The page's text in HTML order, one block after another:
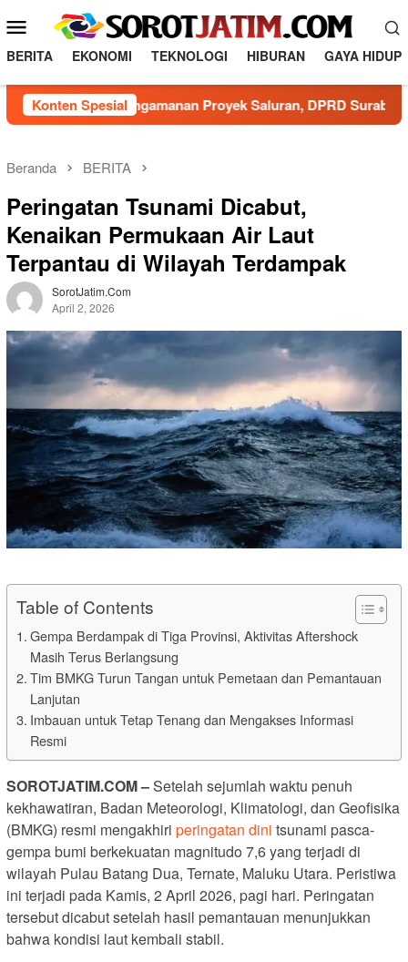
o
a
n
e
u
M
b
l
e
BERITA EKONOMI TEKNOLOGI HIBURAN GAYA HIDUP
Konten Spesial
Minim Pengamanan Proyek Saluran, DPRD Surabaya Minta
Beranda BERITA
Peringatan Tsunami Dicabut,
Kenaikan Permukaan Air Laut
Terpantau di Wilayah Terdampak
SorotJatim.com
April 2, 2026
Table of Contents
Gempa Berdampak di Tiga Provinsi, Aktivitas Aftershock
Masih Terus Berlangsung
Tim BMKG Turun Tangan untuk Pemetaan dan Pemantauan
Lanjutan
Imbauan untuk Tetap Tenang dan Mengakses Informasi
Resmi
SOROTJATIM.COM –Setelah sejumlah waktu penuh
kekhawatiran, Badan Meteorologi, Klimatologi, dan Geofisika
(BMKG) resmi mengakhiri peringatan dini tsunami pasca-
gempa bumi berkekuatan magnitudo 7,6 yang terjadi di
wilayah Pulau Batang Dua, Ternate, Maluku Utara. Peristiwa
ini terjadi pada Kamis, 2 April 2026, pagi hari. Peringatan
tersebut dicabut setelah hasil pemantauan menunjukkan
bahwa kondisi laut kembali stabil.